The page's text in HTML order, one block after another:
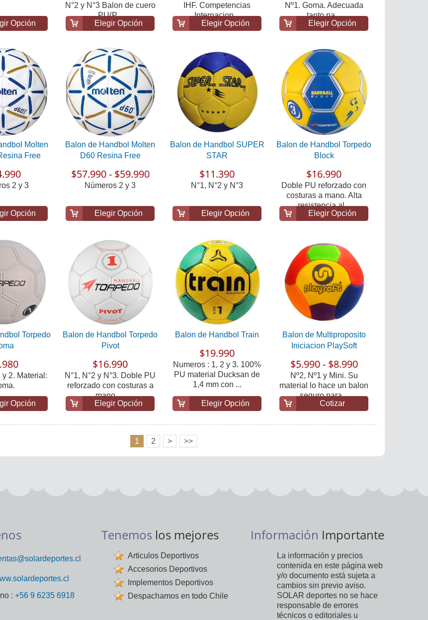
Opción
N°2 y N°3 Balon de cuero
PU(P...
Elegir Opción
IHF. Competencias
Internacion...
Elegir Opción
Nº1. Goma. Adecuada
tanto pa...
Elegir Opción
Molten
Free
2 y 3
Opción
Balon de Handbol Molten
D60 Resina Free
$57.990 - $59.990
Números 2 y 3
Elegir Opción
Balon de Handbol SUPER
STAR
$11.390
N°1, N°2 y N°3
Elegir Opción
Balon de Handbol Torpedo
Block
$16.990
Doble PU reforzado con
costuras a mano. Alta
resistencia al...
Elegir Opción
Torpedo
y 2. Material:
Opción
Balon de Handbol Torpedo
Pivot
$16.990
N°1, N°2 y N°3. Doble PU
reforzado con costuras a
mano. ...
Elegir Opción
Balon de Handbol Train
$19.990
Numeros : 1, 2 y 3. 100%
PU material Ducksan de
1,4 mm con ...
Elegir Opción
Balon de Multiproposito
Iniciacion PlaySoft
$5.990 - $8.990
Nº2, Nº1 y Mini. Su
material lo hace un balon
seguro para...
Cotizar
1 2 > >>
: +56 9 6235 6918
Tenemos los mejores
Articulos Deportivos
Accesorios Deportivos
Implementos Deportivos
Despachamos en todo Chile
Información Importante
La información y precios
contenida en este página web
y/o documento está sujeta a
cambios sin previo aviso.
SOLAR deportes no se hace
responsable de errores
técnicos o editoriales u